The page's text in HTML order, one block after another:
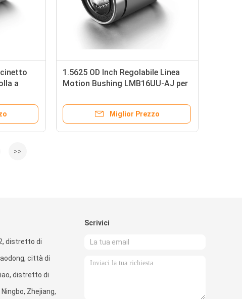
a
1.5625 OD Inch Regolabile Linea
Motion Bushing LMB16UU-AJ per
Miglior Prezzo
>>
distretto di
città di
distretto di
Zhejiang,
Scrivici